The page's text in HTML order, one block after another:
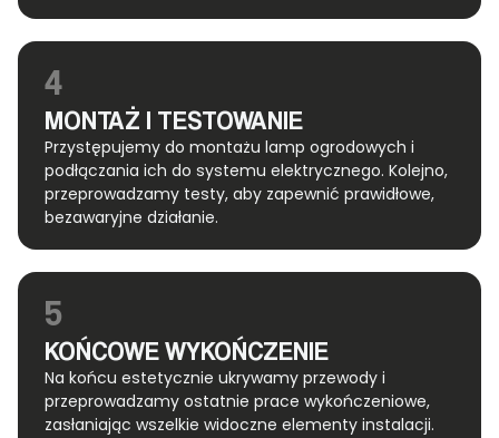
4
MONTAŻ I TESTOWANIE
Przystępujemy do montażu lamp ogrodowych i
podłączania ich do systemu elektrycznego. Kolejno,
przeprowadzamy testy, aby zapewnić prawidłowe,
bezawaryjne działanie.
5
KOŃCOWE WYKOŃCZENIE
Na końcu estetycznie ukrywamy przewody i
przeprowadzamy ostatnie prace wykończeniowe,
zasłaniając wszelkie widoczne elementy instalacji.